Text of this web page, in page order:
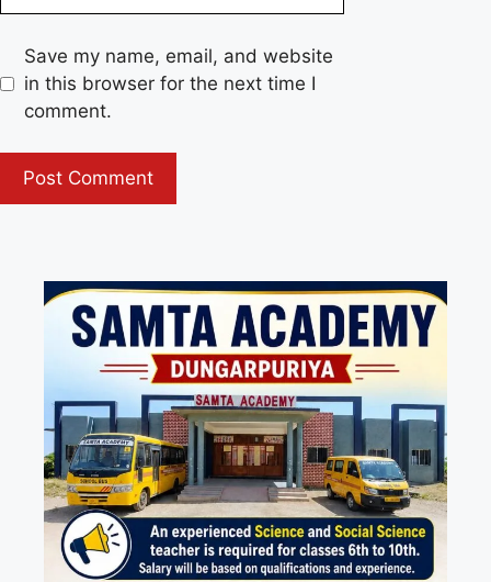
Save my name, email, and website
in this browser for the next time I
comment.